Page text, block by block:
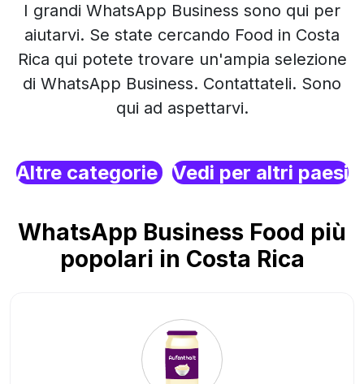
I grandi WhatsApp Business sono qui per
aiutarvi. Se state cercando Food in Costa
Rica qui potete trovare un'ampia selezione
di WhatsApp Business. Contattateli. Sono
qui ad aspettarvi.
Altre categorie Vedi per altri paesi
WhatsApp Business Food più
popolari in Costa Rica